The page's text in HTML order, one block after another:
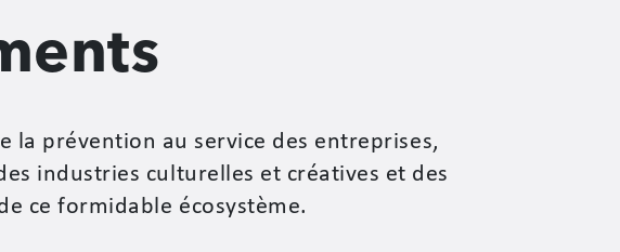
la prévention au service des entreprises,
industries culturelles et créatives et des
ce formidable écosystème.